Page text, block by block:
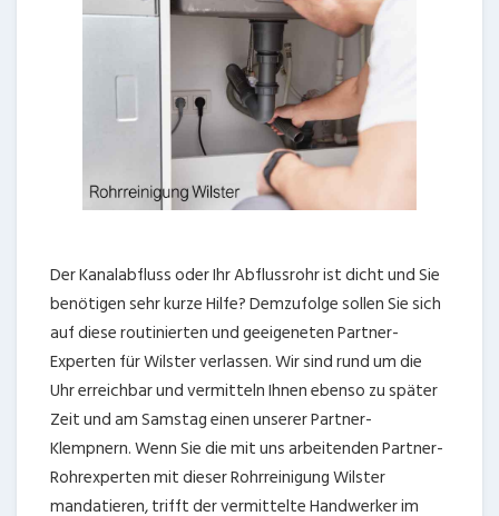
Der Kanalabfluss oder Ihr Abflussrohr ist dicht und Sie
benötigen sehr kurze Hilfe? Demzufolge sollen Sie sich
auf diese routinierten und geeigeneten Partner-
Experten für Wilster verlassen. Wir sind rund um die
Uhr erreichbar und vermitteln Ihnen ebenso zu später
Zeit und am Samstag einen unserer Partner-
Klempnern. Wenn Sie die mit uns arbeitenden Partner-
Rohrexperten mit dieser Rohrreinigung Wilster
mandatieren, trifft der vermittelte Handwerker im